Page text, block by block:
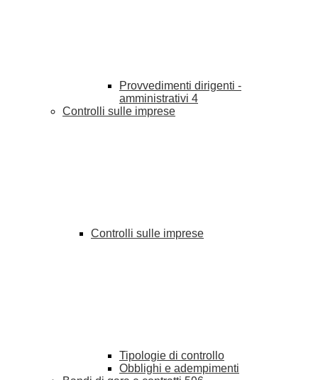
Provvedimenti dirigenti -
amministrativi 4
Controlli sulle imprese
Controlli sulle imprese
Tipologie di controllo
Obblighi e adempimenti